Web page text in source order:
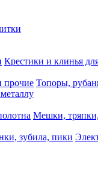
Крестики и клинья
прочие Топоры,
Мешки,
зубила, пики